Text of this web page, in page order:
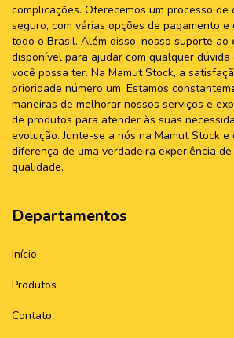
complicações. Oferecemos um processo de
seguro, com várias opções de pagamento
todo o Brasil. Além disso, nosso suporte ao
disponível para ajudar com qualquer
você possa ter. Na Mamut Stock, a
prioridade número um. Estamos
maneiras de melhorar nossos serviços e
de produtos para atender às suas
evolução. Junte-se a nós na Mamut Stock e
diferença de uma verdadeira experiência
qualidade.
Departamentos
Início
Produtos
Contato